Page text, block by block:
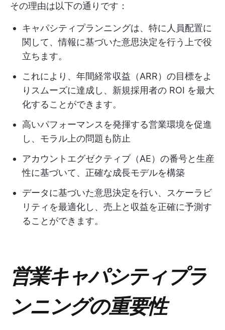
その理由は以下の通りです：
キャパシティプランニングは、特に人員配置に
関して、情報に基づいた意思決定を行う上で役
立ちます。
これにより、年間経常収益（ARR）の目標をよ
りスムーズに達成し、新規採用者の ROI を最大
化することができます。
高いパフォーマンスを発揮する営業環境を促進
し、モラル上の問題も防止
アカウントエグゼクティブ（AE）の番号と生産
性に基づいて、正確な成長モデルを構築
データに基づいた意思決定を行い、スケーラビ
リティを最適化し、売上と収益を正確に予測す
ることができます。
営業キャパシティプラ
ンニングの重要性